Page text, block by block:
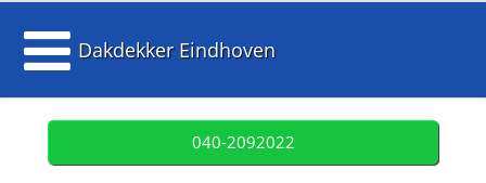
Dakdekker Eindhoven
040-2092022